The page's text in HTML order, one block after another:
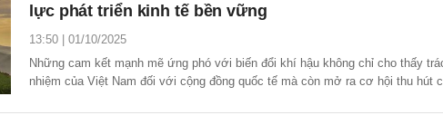
lực phát triển kinh tế bền vững
13:50 | 01/10/2025
Những cam kết mạnh mẽ ứng phó với biến đổi khí hậu không chỉ cho thấy
nhiệm của Việt Nam đối với cộng đồng quốc tế mà còn mở ra cơ hội thu hút
cường năng lực ứng phó biến đổi khí hậu, tạo động lực cho phát triển...